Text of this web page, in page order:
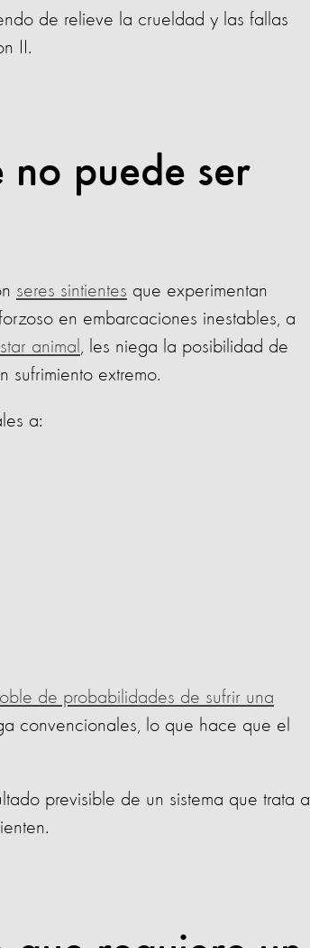
de relieve la crueldad y las fallas
II.
no puede ser
seres sintientes que experimentan
en embarcaciones inestables, a
animal , les niega la posibilidad de
sufrimiento extremo.
a:
de probabilidades de sufrir una
convencionales, lo que hace que el
previsible de un sistema que trata a